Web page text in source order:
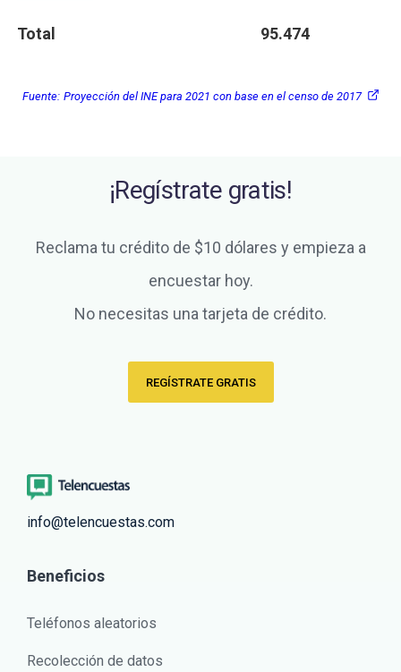
Total 95.474
Fuente: Proyección del INE para 2021 con base en el censo de 2017
¡Regístrate gratis!
Reclama tu crédito de $10 dólares y empieza a
encuestar hoy.
No necesitas una tarjeta de crédito.
REGÍSTRATE GRATIS
info@telencuestas.com
Beneficios
Teléfonos aleatorios
Recolección de datos